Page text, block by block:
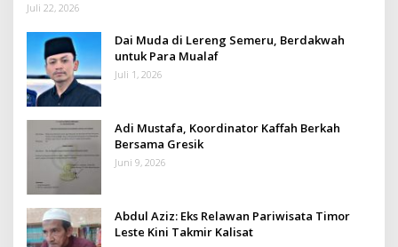
Juli 22, 2026
Dai Muda di Lereng Semeru, Berdakwah
untuk Para Mualaf
Juli 1, 2026
Adi Mustafa, Koordinator Kaffah Berkah
Bersama Gresik
Juni 9, 2026
Abdul Aziz: Eks Relawan Pariwisata Timor
Leste Kini Takmir Kalisat